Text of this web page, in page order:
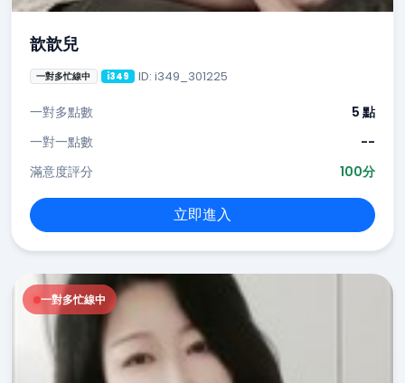
歆歆兒
一對多忙線中 i349 ID: i349_301225
一對多點數
5 點
一對一點數
--
滿意度評分
100分
立即進入
一對多忙線中